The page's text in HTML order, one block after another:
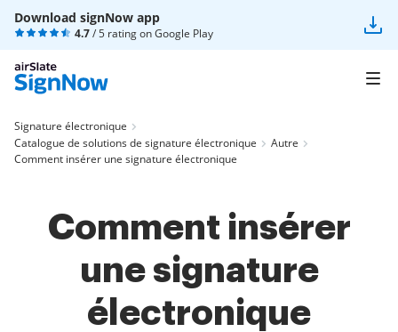
Download signNow app
4.7/ 5 rating onGoogle Play
Signature électronique
Catalogue de solutions de signature électronique
Autre
Comment insérer une signature électronique
Comment insérer
une signature
électronique